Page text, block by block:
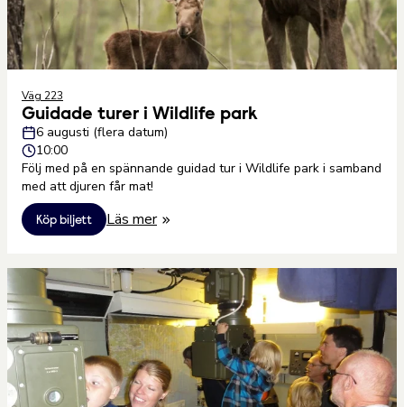
Väg 223
Guidade turer i Wildlife park
6 augusti (flera datum)
10:00
Följ med på en spännande guidad tur i Wildlife park i samband
med att djuren får mat!
Köp biljett Läs mer